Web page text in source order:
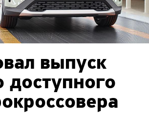
выпуск
доступного